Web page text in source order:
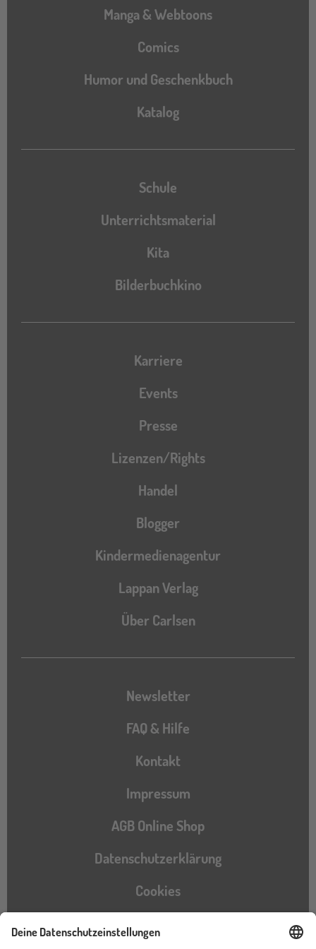
Manga & Webtoons
Comics
Humor und Geschenkbuch
Katalog
Katalog
Schule
Unterrichtsmaterial
Kita
Bilderbuchkino
Karriere
Events
Presse
Lizenzen/Rights
Handel
Blogger
Kindermedienagentur
Lappan Verlag
Über Carlsen
Newsletter
FAQ & Hilfe
Kontakt
Impressum
AGB Online Shop
Datenschutzerklärung
Cookies
Barrierefreiheitserklärung